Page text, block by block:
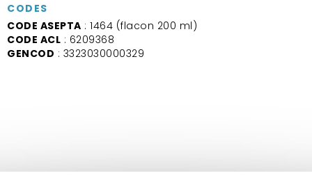
CODES
CODE ASEPTA : 1464 (flacon 200 ml)
CODE ACL : 6209368
GENCOD : 3323030000329